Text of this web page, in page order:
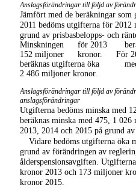
Anslagsförändringar till följd av
Jämfört med de beräkningar
2011 bedöms utgifterna för
grund av prisbasbelopps- och
Minskningen för 2013
152 miljoner
kronor. För
beräknas utgifterna öka
2 486 miljoner kronor.
Anslagsförändringar till följd av
anslagsförändringar
Utgifterna bedöms minska med
beräknas minska med 475, 1
2013, 2014 och 2015 på grund
Vidare bedöms utgifterna öka
grund av förändringen av
ålderspensionsavgiften.
kronor 2013 och 173 miljoner
kronor 2015.